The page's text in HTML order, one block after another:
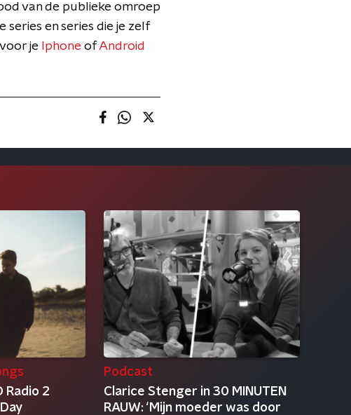
van de publieke omroep
series en series die je zelf
je Iphone ofAndroid
Radio 2
Podcast
Clarice Stenger in 30 MINUTEN
RAUW: ‘Mijn moeder was door